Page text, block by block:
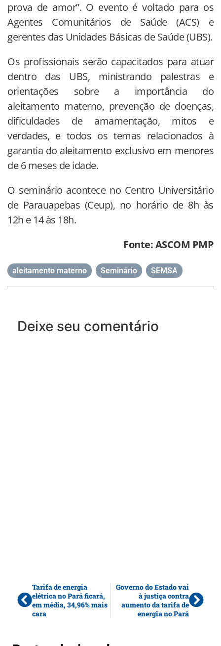
prova de amor”. O evento é voltado para os
Agentes Comunitários de Saúde (ACS) e
gerentes das Unidades Básicas de Saúde (UBS).
Os profissionais serão capacitados para atuar
dentro das UBS, ministrando palestras e
orientações sobre a importância do
aleitamento materno, prevenção de doenças,
dificuldades de amamentação, mitos e
verdades, e todos os temas relacionados à
garantia do aleitamento exclusivo em menores
de 6 meses de idade.
O seminário acontece no Centro Universitário
de Parauapebas (Ceup), no horário de 8h às
12h e 14 às 18h.
Fonte: ASCOM PMP
aleitamento materno Seminário SEMSA
Deixe seu comentário
Tarifa de energia
elétrica no Pará ficará,
em média, 34,96% mais
cara
Governo do Estado vai
à justiça contra
aumento da tarifa de
energia no Pará